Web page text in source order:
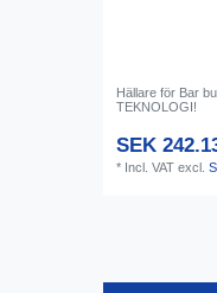
Hällare för Bar
TEKNOLOGI!
SEK
* Incl. VAT excl.